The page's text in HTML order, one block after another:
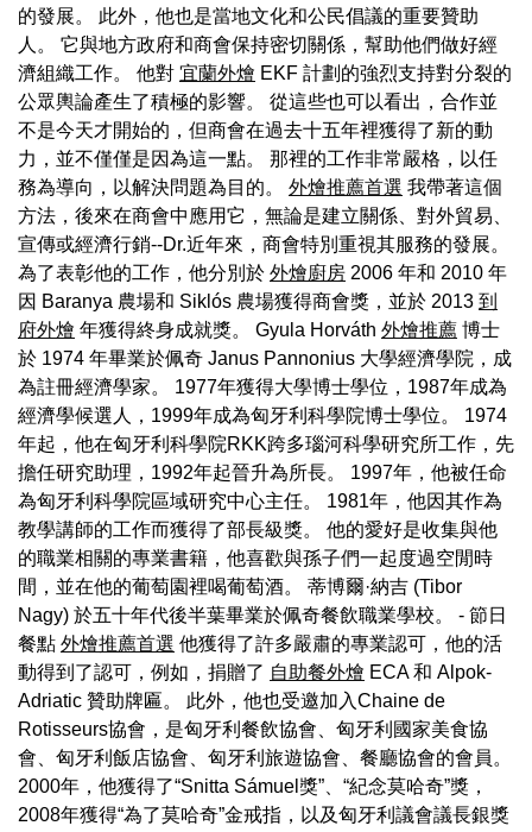
的發展。 此外，他也是當地文化和公民倡議的重要贊助
人。 它與地方政府和商會保持密切關係，幫助他們做好經
濟組織工作。 他對 宜蘭外燴 EKF 計劃的強烈支持對分裂的
公眾輿論產生了積極的影響。 從這些也可以看出，合作並
不是今天才開始的，但商會在過去十五年裡獲得了新的動
力，並不僅僅是因為這一點。 那裡的工作非常嚴格，以任
務為導向，以解決問題為目的。 外燴推薦首選 我帶著這個
方法，後來在商會中應用它，無論是建立關係、對外貿易、
宣傳或經濟行銷--Dr.近年來，商會特別重視其服務的發展。
為了表彰他的工作，他分別於 外燴廚房 2006 年和 2010 年
因 Baranya 農場和 Siklós 農場獲得商會獎，並於 2013 到
府外燴 年獲得終身成就獎。 Gyula Horváth 外燴推薦 博士
於 1974 年畢業於佩奇 Janus Pannonius 大學經濟學院，成
為註冊經濟學家。 1977年獲得大學博士學位，1987年成為
經濟學候選人，1999年成為匈牙利科學院博士學位。 1974
年起，他在匈牙利科學院RKK跨多瑙河科學研究所工作，先
擔任研究助理，1992年起晉升為所長。 1997年，他被任命
為匈牙利科學院區域研究中心主任。 1981年，他因其作為
教學講師的工作而獲得了部長級獎。 他的愛好是收集與他
的職業相關的專業書籍，他喜歡與孫子們一起度過空閒時
間，並在他的葡萄園裡喝葡萄酒。 蒂博爾·納吉 (Tibor
Nagy) 於五十年代後半葉畢業於佩奇餐飲職業學校。 - 節日
餐點 外燴推薦首選 他獲得了許多嚴肅的專業認可，他的活
動得到了認可，例如，捐贈了 自助餐外燴 ECA 和 Alpok-
Adriatic 贊助牌匾。 此外，他也受邀加入Chaine de
Rotisseurs協會，是匈牙利餐飲協會、匈牙利國家美食協
會、匈牙利飯店協會、匈牙利旅遊協會、餐廳協會的會員。
2000年，他獲得了“Snitta Sámuel獎”、“紀念莫哈奇”獎，
2008年獲得“為了莫哈奇”金戒指，以及匈牙利議會議長銀獎